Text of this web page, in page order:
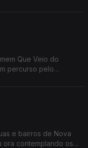
Que Veio do
percurso pelo
e bairros de Nova
ora contemplando os